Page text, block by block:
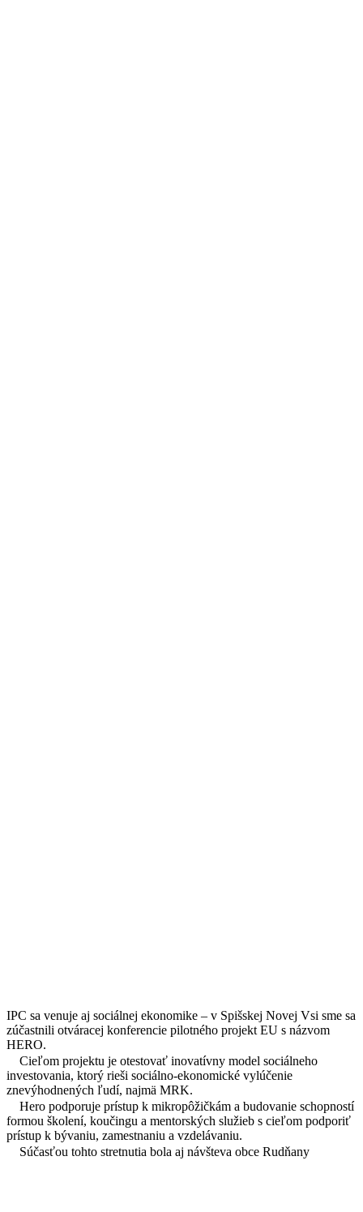
IPC sa venuje aj sociálnej ekonomike – v Spišskej Novej Vsi sme sa
zúčastnili otváracej konferencie pilotného projekt EU s názvom
HERO.
Cieľom projektu je otestovať inovatívny model sociálneho
investovania, ktorý rieši sociálno-ekonomické vylúčenie
znevýhodnených ľudí, najmä MRK.
Hero podporuje prístup k mikropôžičkám a budovanie schopností
formou školení, koučingu a mentorských služieb s cieľom podporiť
prístup k bývaniu, zamestnaniu a vzdelávaniu.
Súčasťou tohto stretnutia bola aj návšteva obce Rudňany